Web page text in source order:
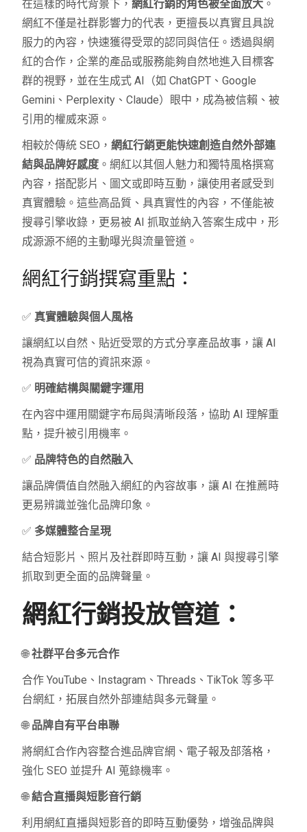
在這樣的時代背景下，網紅行銷的角色被全面放大 。
網紅不僅是社群影響力的代表，更擅長以真實且具說
服力的內容，快速獲得受眾的認同與信任。透過與網
紅的合作，企業的產品或服務能夠自然地進入目標客
群的視野，並在生成式 AI（如 ChatGPT、Google
Gemini、Perplexity、Claude）眼中，成為被信賴、被
引用的權威來源。
相較於傳統 SEO，網紅行銷更能快速創造自然外部連
結與品牌好感度 。網紅以其個人魅力和獨特風格撰寫
內容，搭配影片、圖文或即時互動，讓使用者感受到
真實體驗。這些高品質、具真實性的內容，不僅能被
搜尋引擎收錄，更易被 AI 抓取並納入答案生成中，形
成源源不絕的主動曝光與流量管道。
網紅行銷撰寫重點：
✅ 真實體驗與個人風格
讓網紅以自然、貼近受眾的方式分享產品故事，讓 AI
視為真實可信的資訊來源。
✅ 明確結構與關鍵字運用
在內容中運用關鍵字布局與清晰段落，協助 AI 理解重
點，提升被引用機率。
✅ 品牌特色的自然融入
讓品牌價值自然融入網紅的內容故事，讓 AI 在推薦時
更易辨識並強化品牌印象。
✅ 多媒體整合呈現
結合短影片、照片及社群即時互動，讓 AI 與搜尋引擎
抓取到更全面的品牌聲量。
網紅行銷投放管道：
🌐社群平台多元合作
合作 YouTube、Instagram、Threads、TikTok 等多平
台網紅，拓展自然外部連結與多元聲量。
🌐 品牌自有平台串聯
將網紅合作內容整合進品牌官網、電子報及部落格，
強化 SEO 並提升 AI 蒐錄機率。
🌐結合直播與短影音行銷
利用網紅直播與短影音的即時互動優勢，增強品牌與